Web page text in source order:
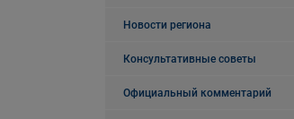
Новости региона
Консультативные советы
Официальный комментарий